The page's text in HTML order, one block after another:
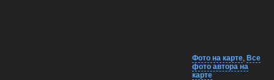
Фото на карте, Все
фото автора на
карте